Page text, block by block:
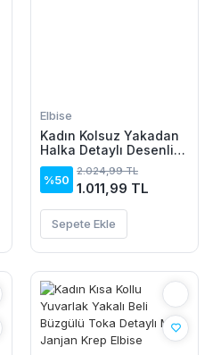
Elbise
Kadın Kolsuz Yakadan
Halka Detaylı Desenli
Midi Dalgıç Elbise
%50
2.024,99 TL
1.011,99 TL
Sepete Ekle